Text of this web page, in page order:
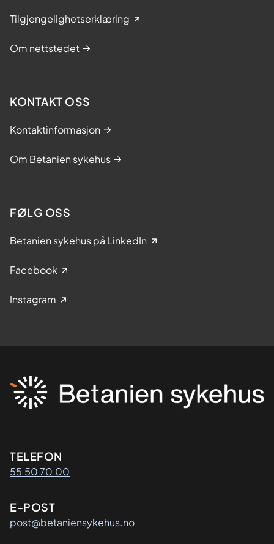
Tilgjengelighetserklæring
Om nettstedet
KONTAKT OSS
Kontaktinformasjon
Om Betanien sykehus
FØLG OSS
Betanien sykehus på LinkedIn
Facebook
Instagram
Kontaktinformasjon
TELEFON
55 50 70 00
E-POST
post@betaniensykehus.no